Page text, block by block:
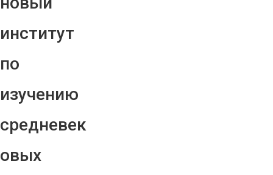
институт
по
изучению
средневек
овых